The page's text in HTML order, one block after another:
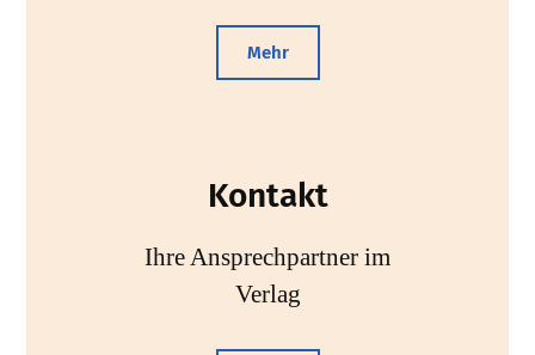
Mehr
Kontakt
Ihre Ansprechpartner im
Verlag